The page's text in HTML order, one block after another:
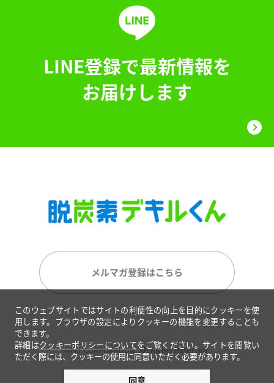
LINE登録で最新情報を
お届けします
メルマガ登録はこちら
©FIT CORPORATION. All Rights Reserved.
このウェブサイトではサイトの利便性の向上を目的にクッキーを使
用します。ブラウザの設定によりクッキーの機能を変更することも
できます。
詳細はクッキーポリシーについてをご覧ください。サイトを閲覧い
ただく際には、クッキーの使用に同意いただく必要があります。
同意